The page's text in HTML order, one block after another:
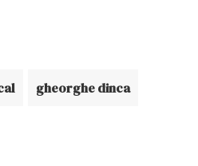
gheorghe dinca